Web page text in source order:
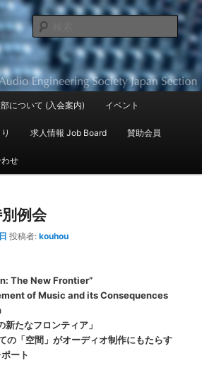
Japan Section
検
索
について (入会案内) イベント
求人情報 Job Board 賛助会員
せ
例会
投稿者:kouhou
The New Frontier”
of Music and its Consequences
新たなフロンティア」
の「空間」がオーディオ制作にもたらす
ート